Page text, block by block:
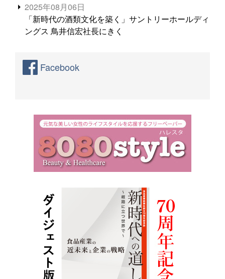
2025年08月06日
「新時代の酒類文化を築く」サントリーホールディ
ングス 鳥井信宏社長にきく
Facebook